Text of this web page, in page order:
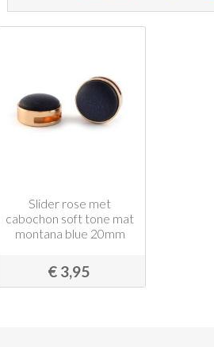
Slider rose met
cabochon soft tone mat
montana blue 20mm
€ 3,95